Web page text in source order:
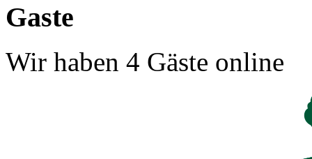
Gaste
Wir haben 4 Gäste online